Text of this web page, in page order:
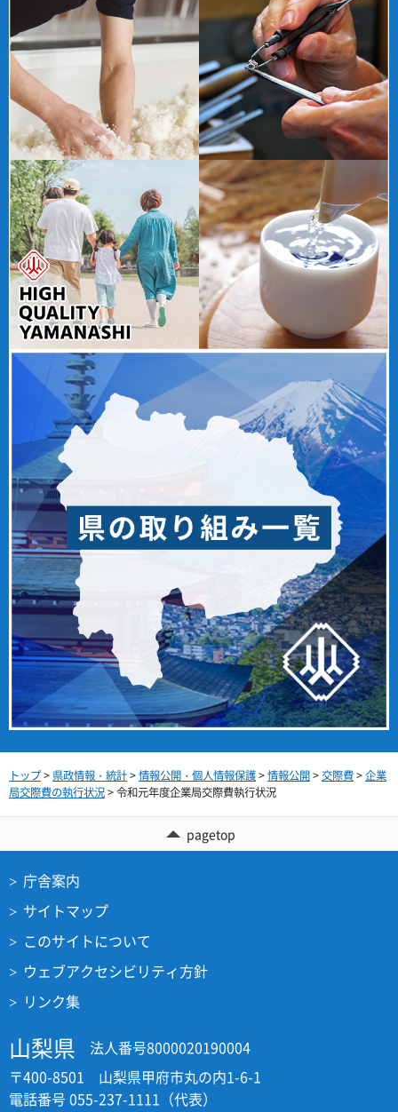
トップ> 県政情報・統計>情報公開・個人情報保護>情報公開>交際費>企業
局交際費の執行状況> 令和元年度企業局交際費執行状況
pagetop
庁舎案内
サイトマップ
このサイトについて
ウェブアクセシビリティ方針
リンク集
山梨県
法人番号8000020190004
〒400-8501 山梨県甲府市丸の内1-6-1
電話番号 055-237-1111（代表）